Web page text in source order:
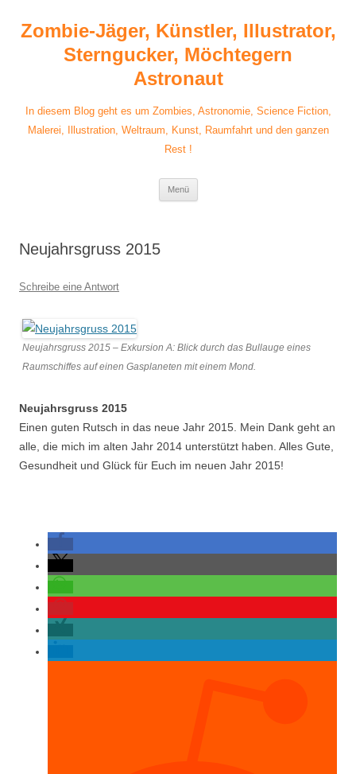
springen
Zombie-Jäger, Künstler, Illustrator,
Sterngucker, Möchtegern
Astronaut
In diesem Blog geht es um Zombies, Astronomie, Science Fiction,
Malerei, Illustration, Weltraum, Kunst, Raumfahrt und den ganzen
Rest !
Menü
Neujahrsgruss 2015
Schreibe eine Antwort
Neujahrsgruss 2015 – Exkursion A: Blick durch das Bullauge eines
Raumschiffes auf einen Gasplaneten mit einem Mond.
Neujahrsgruss 2015
Einen guten Rutsch in das neue Jahr 2015. Mein Dank geht an
alle, die mich im alten Jahr 2014 unterstützt haben. Alles Gute,
Gesundheit und Glück für Euch im neuen Jahr 2015!